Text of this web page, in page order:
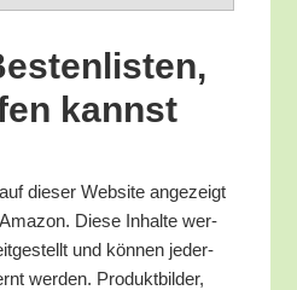
kannst
die­ser Web­site ange­zeigt
Die­se Inhal­te wer­
und kön­nen jeder­
wer­den. Pro­dukt­bil­der,